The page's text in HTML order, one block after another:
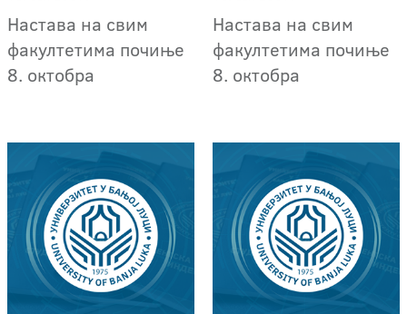
Настава на свим
факултетима почиње
8. октобра
Настава на свим
факултетима почиње
8. октобра